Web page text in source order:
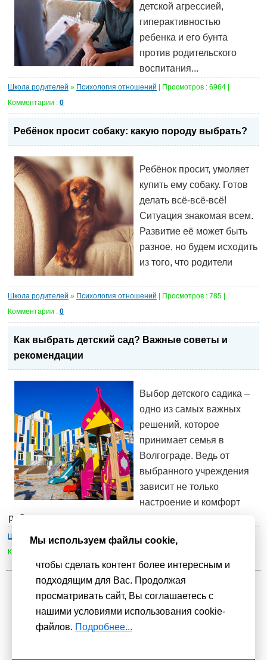
детской агрессией,
гиперактивностью
ребенка и его бунта
против родительского
воспитания...
Школа родителей » Психология отношений | Просмотров : 6964 |
Комментарии : 0
Ребёнок просит собаку: какую породу выбрать?
Ребёнок просит, умоляет
купить ему собаку. Готов
делать всё-всё-всё!
Ситуация знакомая всем.
Развитие её может быть
разное, но будем исходить
из того, что родители
Школа родителей » Психология отношений | Просмотров : 785 |
Комментарии : 0
Как выбрать детский сад? Важные советы и
рекомендации
Выбор детского садика –
одно из самых важных
решений, которое
принимает семья в
Волгограде. Ведь от
выбранного учреждения
зависит не только
настроение и комфорт
ребенка,
Школа родителей»Психология отношений | Просмотров : 3361 |
Комментарии :
3 4 5 6
Мы используем файлы cookie,
чтобы сделать контент более интересным и
подходящим для Вас. Продолжая
просматривать сайт, Вы соглашаетесь с
нашими условиями использования cookie-
файлов. Подробнее...